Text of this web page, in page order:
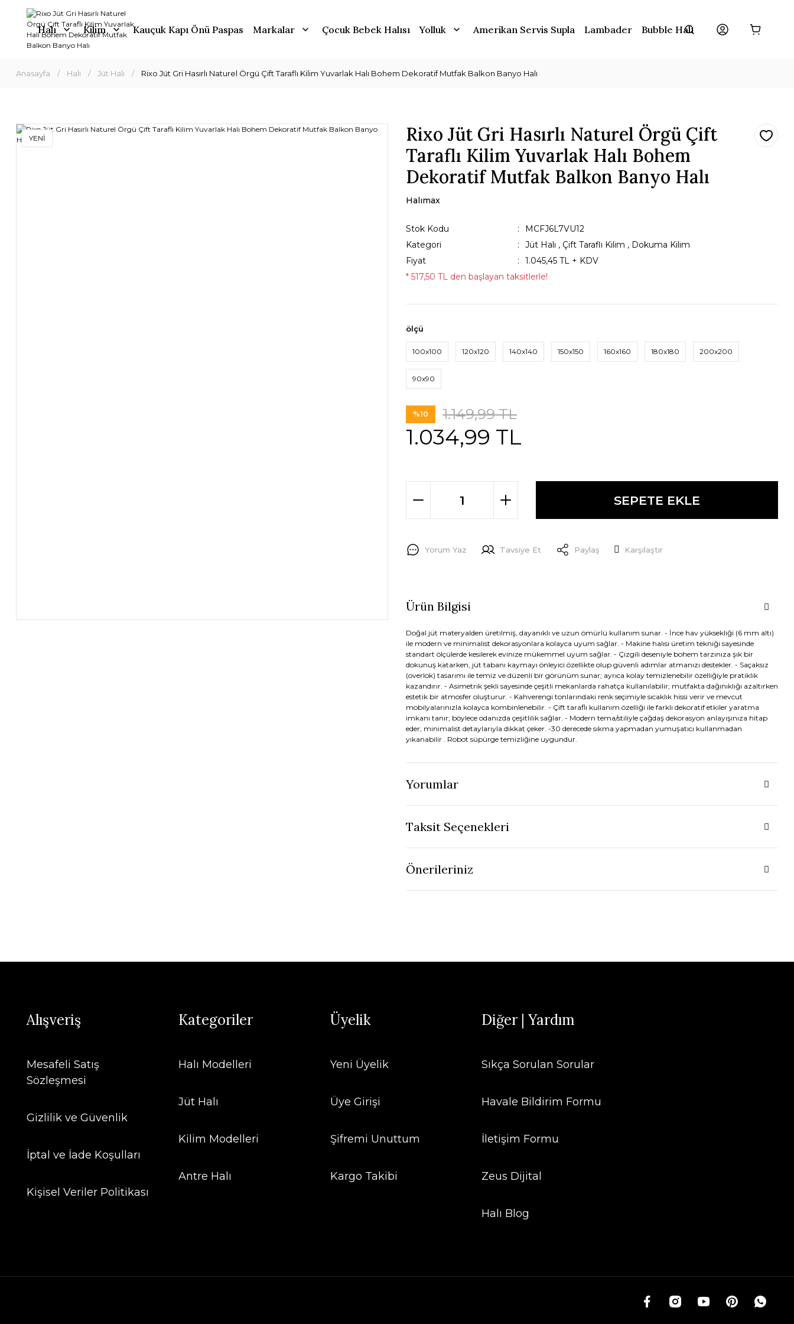
Halı Kilim Kauçuk Kapı Önü Paspas Markalar Çocuk Bebek Halısı Yolluk Amerikan Servis Supla Lambader Bubble Halı
Anasayfa Halı Jüt Halı Rixo Jüt Gri Hasırlı Naturel Örgü Çift Taraflı Kilim Yuvarlak Halı Bohem Dekoratif Mutfak Balkon Banyo Halı
YENİ
Rixo Jüt Gri Hasırlı Naturel Örgü Çift
Taraflı Kilim Yuvarlak Halı Bohem
Dekoratif Mutfak Balkon Banyo Halı
Halımax
Stok Kodu
MCFJ6L7VU12
Kategori
Jüt Halı , Çift Taraflı Kilim , Dokuma Kilim
Fiyat
1.045,45 TL + KDV
* 517,50 TL den başlayan taksitlerle!
ölçü
100x100 120x120 140x140 150x150 160x160 180x180 200x200
90x90
%10 1.149,99 TL
1.034,99 TL
SEPETE EKLE
Yorum Yaz Tavsiye Et Paylaş Karşılaştır
Ürün Bilgisi
Doğal jüt materyalden üretilmiş, dayanıklı ve uzun ömürlü kullanım sunar. - İnce hav yüksekliği (6 mm altı)
ile modern ve minimalist dekorasyonlara kolayca uyum sağlar. - Makine halısı üretim tekniği sayesinde
standart ölçülerde kesilerek evinize mükemmel uyum sağlar. - Çizgili deseniyle bohem tarzınıza şık bir
dokunuş katarken, jüt tabanı kaymayı önleyici özellikte olup güvenli adımlar atmanızı destekler. - Saçaksız
(overlok) tasarımı ile temiz ve düzenli bir görünüm sunar; ayrıca kolay temizlenebilir özelliğiyle pratiklik
kazandırır. - Asimetrik şekli sayesinde çeşitli mekanlarda rahatça kullanılabilir; mutfakta dağınıklığı azaltırken
estetik bir atmosfer oluşturur. - Kahverengi tonlarındaki renk seçimiyle sıcaklık hissi verir ve mevcut
mobilyalarınızla kolayca kombinlenebilir. - Çift taraflı kullanım özelliği ile farklı dekoratif etkiler yaratma
imkanı tanır; böylece odanızda çeşitlilik sağlar. - Modern tema/stiliyle çağdaş dekorasyon anlayışınıza hitap
eder; minimalist detaylarıyla dikkat çeker. -30 derecede sıkma yapmadan yumuşatıcı kullanmadan
yıkanabilir . Robot süpürge temizliğine uygundur.
Yorumlar
Taksit Seçenekleri
Önerileriniz
Alışveriş
Mesafeli Satış
Sözleşmesi
Gizlilik ve Güvenlik
İptal ve İade Koşulları
Kişisel Veriler Politikası
Kategoriler
Halı Modelleri
Jüt Halı
Kilim Modelleri
Antre Halı
Üyelik
Yeni Üyelik
Üye Girişi
Şifremi Unuttum
Kargo Takibi
Diğer | Yardım
Sıkça Sorulan Sorular
Havale Bildirim Formu
İletişim Formu
Zeus Dijital
Halı Blog